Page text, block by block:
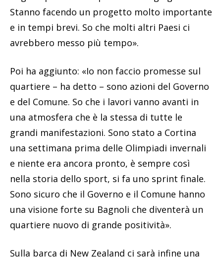
Stanno facendo un progetto molto importante
e in tempi brevi. So che molti altri Paesi ci
avrebbero messo più tempo».
Poi ha aggiunto: «Io non faccio promesse sul
quartiere – ha detto – sono azioni del Governo
e del Comune. So che i lavori vanno avanti in
una atmosfera che è la stessa di tutte le
grandi manifestazioni. Sono stato a Cortina
una settimana prima delle Olimpiadi invernali
e niente era ancora pronto, è sempre così
nella storia dello sport, si fa uno sprint finale.
Sono sicuro che il Governo e il Comune hanno
una visione forte su Bagnoli che diventerà un
quartiere nuovo di grande positività».
Sulla barca di New Zealand ci sarà infine una